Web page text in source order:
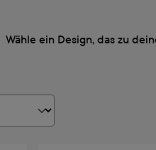
Wähle ein Design, das zu